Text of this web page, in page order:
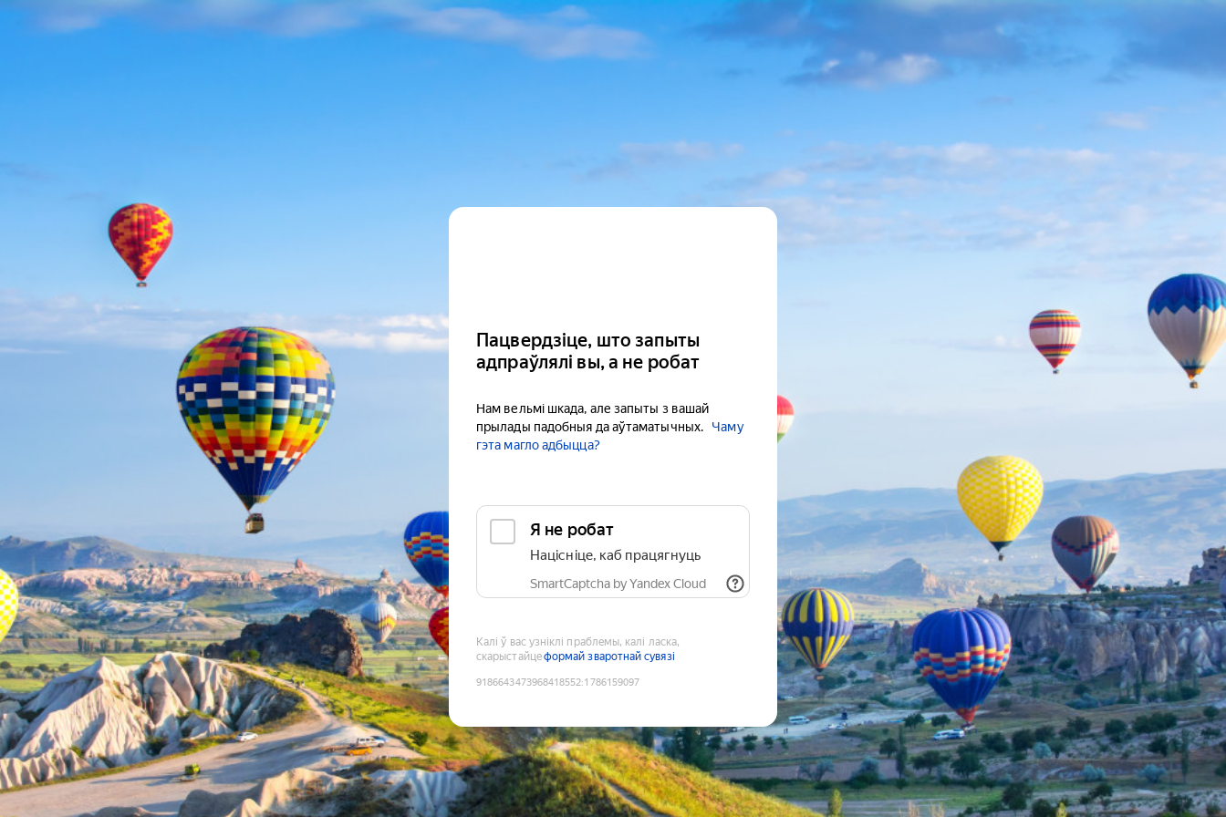
Пацвердзіце, што запыты
адпраўлялі вы, а не робат
Нам вельмі шкада, але запыты з вашай
прылады падобныя да аўтаматычных.
Чаму
гэта магло адбыцца?
Я не робат
Націсніце, каб працягнуць
SmartCaptcha by Yandex Cloud
Калі ў вас узніклі праблемы, калі ласка,
скарыстайцеформай зваротнай сувязі
9186643473968418552:1786159097